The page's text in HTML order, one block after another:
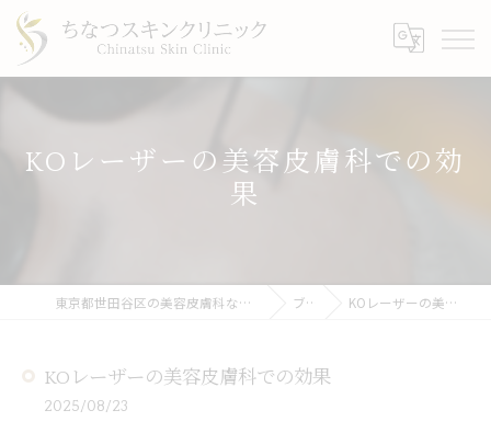
KOレーザーの美容皮膚科での効
果
東京都世田谷区の美容皮膚科ならちなつスキンクリニック ブログ KOレーザーの美容皮膚科での効果
KOレーザーの美容皮膚科での効果
2025/08/23